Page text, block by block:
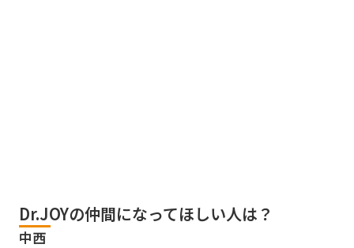
Dr.JOYの仲間になってほしい人は？
中西